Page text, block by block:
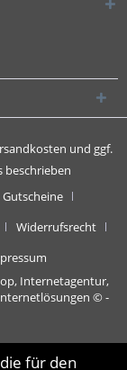
und ggf.
beschrieben
Gutscheine
Widerrufsrecht
Internetagentur,
© -
für den